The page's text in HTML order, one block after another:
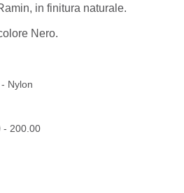
in finitura naturale.
Nero.
Nylon
- 200.00